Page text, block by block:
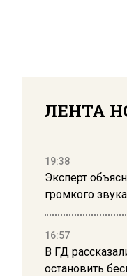
ЛЕНТА
19:38
Эксперт
громкого
16:57
В ГД
остановить